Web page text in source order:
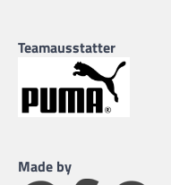
Teamausstatter
Made by